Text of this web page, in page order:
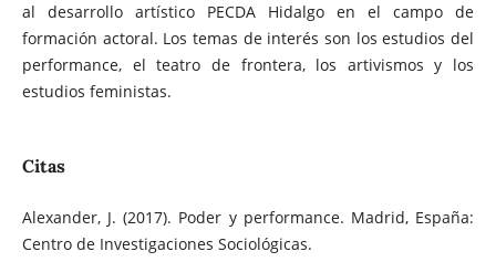
al desarrollo artístico PECDA Hidalgo en el campo de
formación actoral. Los temas de interés son los estudios del
performance, el teatro de frontera, los artivismos y los
estudios feministas.
Citas
Alexander, J. (2017). Poder y performance. Madrid, España:
Centro de Investigaciones Sociológicas.